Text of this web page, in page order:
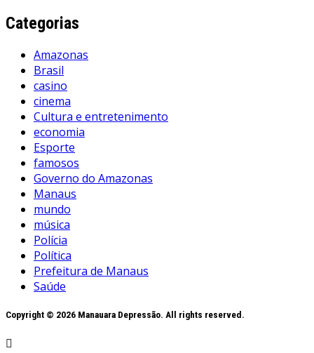
Categorias
Amazonas
Brasil
casino
cinema
Cultura e entretenimento
economia
Esporte
famosos
Governo do Amazonas
Manaus
mundo
música
Polícia
Política
Prefeitura de Manaus
Saúde
Copyright © 2026 Manauara Depressão. All rights reserved.